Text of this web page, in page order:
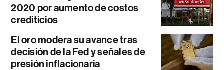
2020 por aumento de costos
crediticios
El oro modera su avance tras
decisión de la Fed y señales de
presión inflacionaria